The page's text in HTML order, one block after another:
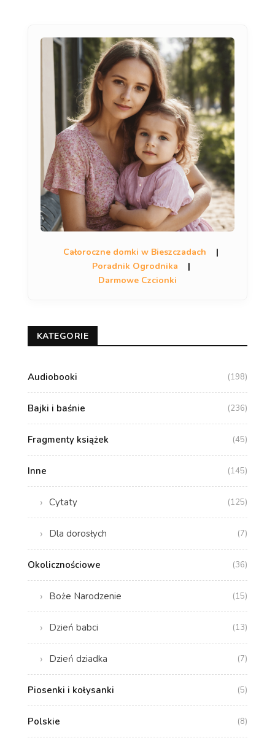
Całoroczne domki w Bieszczadach
|
Poradnik Ogrodnika
|
Darmowe Czcionki
KATEGORIE
Audiobooki (198)
Bajki i baśnie (236)
Fragmenty książek (45)
Inne (145)
Cytaty (125)
Dla dorosłych (7)
Okolicznościowe (36)
Boże Narodzenie (15)
Dzień babci (13)
Dzień dziadka (7)
Piosenki i kołysanki (5)
Polskie (8)